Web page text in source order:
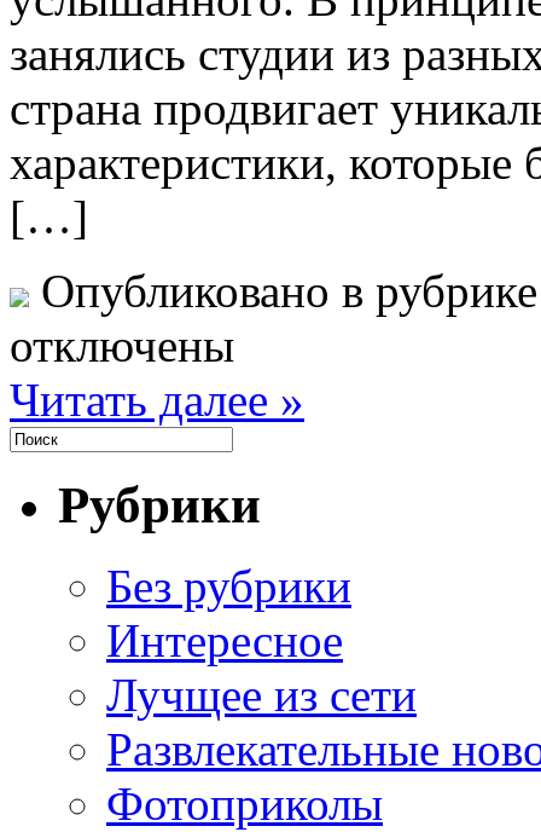
занялись студии из
страна продвигает
характеристики,
[…]
Опубликовано в
отключены
Читать далее »
Рубрики
Без рубрики
Интересное
Лучщее из сети
Развлекательные
Фотоприколы